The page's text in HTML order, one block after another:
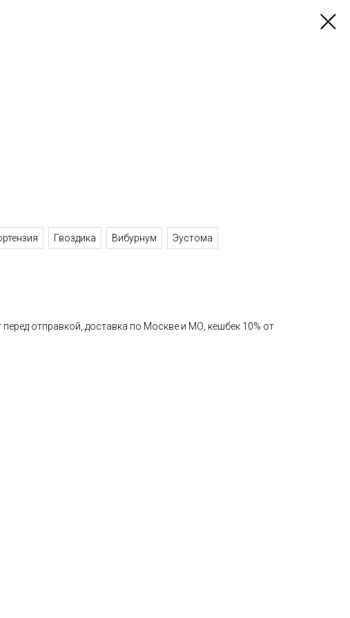
Гвоздика Вибурнум Эустома
отправкой, доставка по Москве и МО, кешбек 10% от